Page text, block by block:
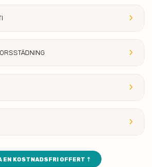
keyboard_arrow_right
keyboard_arrow_right
keyboard_arrow_right
keyboard_arrow_right
EN KOSTNADSFRI OFFERT ⇡